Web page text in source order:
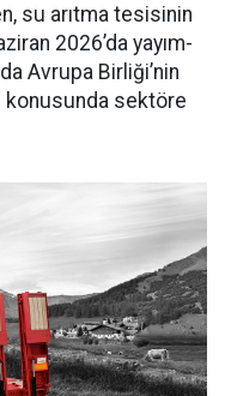
su arıtma tesisinin
2026’da yayım­
Avrupa Birliği’nin
konusunda sektöre